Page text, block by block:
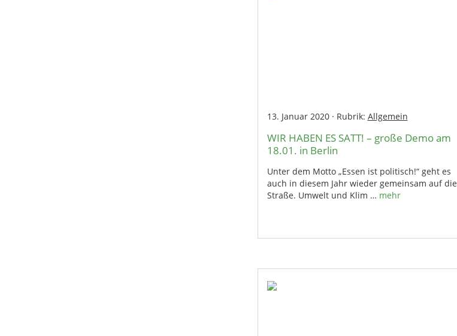
13. Januar 2020· Rubrik: Allgemein
WIR HABEN ES SATT! – große Demo am
18.01. in Berlin
Unter dem Motto „Essen ist politisch!“ geht es
auch in diesem Jahr wieder gemeinsam auf die
Straße. Umwelt und Klim … mehr